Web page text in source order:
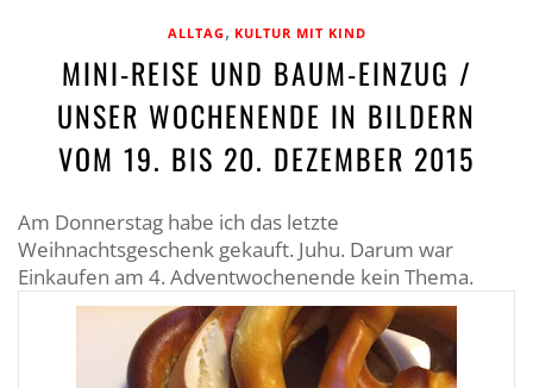
ALLTAG , KULTUR MIT KIND
MINI-REISE UND BAUM-EINZUG /
UNSER WOCHENENDE IN BILDERN
VOM 19. BIS 20. DEZEMBER 2015
Am Donnerstag habe ich das letzte
Weihnachtsgeschenk gekauft. Juhu. Darum war
Einkaufen am 4. Adventwochenende kein Thema.